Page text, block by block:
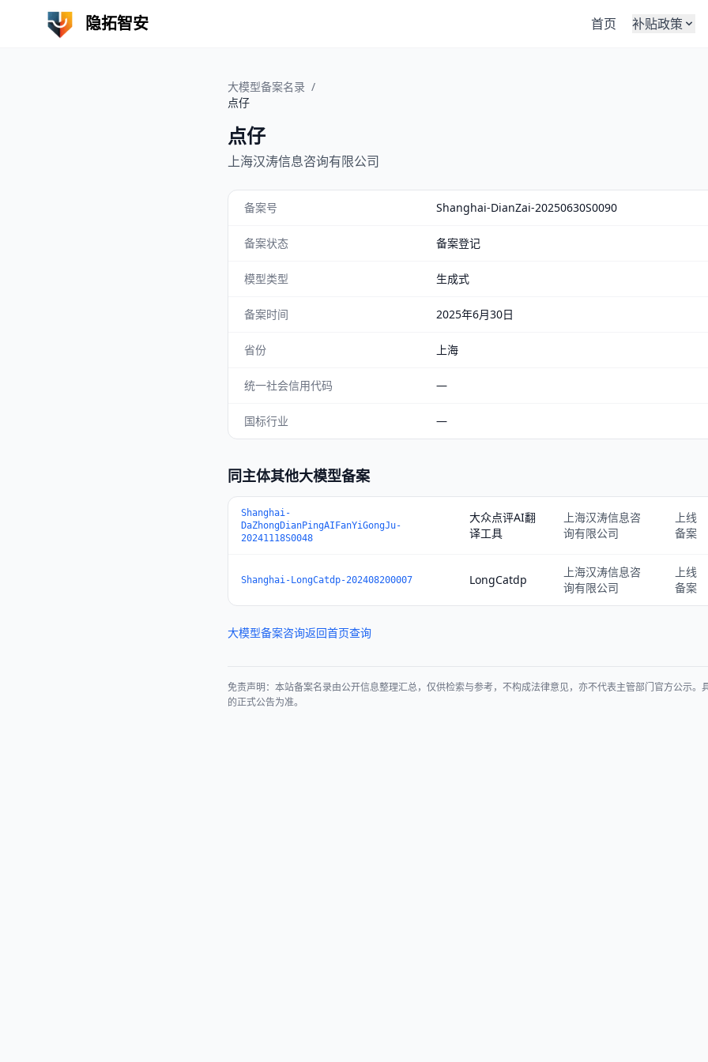
隐拓智安 首页 补贴政策
大模型备案名录 /
点仔
点仔
上海汉涛信息咨询有限公司
备案号 Shanghai-DianZai-20250630S0090
备案状态 备案登记
模型类型 生成式
备案时间 2025年6月30日
省份 上海
统一社会信用代码 —
国标行业 —
同主体其他大模型备案
Shanghai-
DaZhongDianPingAIFanYiGongJu-
20241118S0048
大众点评AI翻
译工具
上海汉涛信息咨
询有限公司
上线
备案
Shanghai-LongCatdp-202408200007 LongCatdp
上海汉涛信息咨
询有限公司
上线
备案
大模型备案咨询返回首页查询
免责声明：本站备案名录由公开信息整理汇总，仅供检索与参考，不构成法律意见，亦不代表主管部门官方公示。
的正式公告为准。